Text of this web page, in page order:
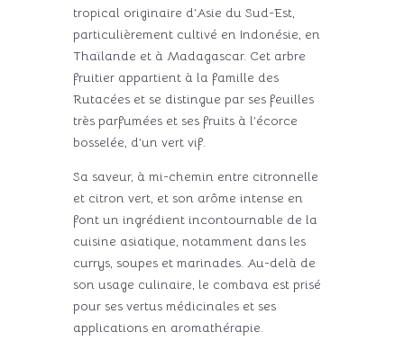
tropical originaire d’Asie du Sud-Est,
particulièrement cultivé en Indonésie, en
Thaïlande et à Madagascar. Cet arbre
fruitier appartient à la famille des
Rutacées et se distingue par ses feuilles
très parfumées et ses fruits à l’écorce
bosselée, d’un vert vif.
Sa saveur, à mi-chemin entre citronnelle
et citron vert, et son arôme intense en
font un ingrédient incontournable de la
cuisine asiatique, notamment dans les
currys, soupes et marinades. Au-delà de
son usage culinaire, le combava est prisé
pour ses vertus médicinales et ses
applications en aromathérapie.